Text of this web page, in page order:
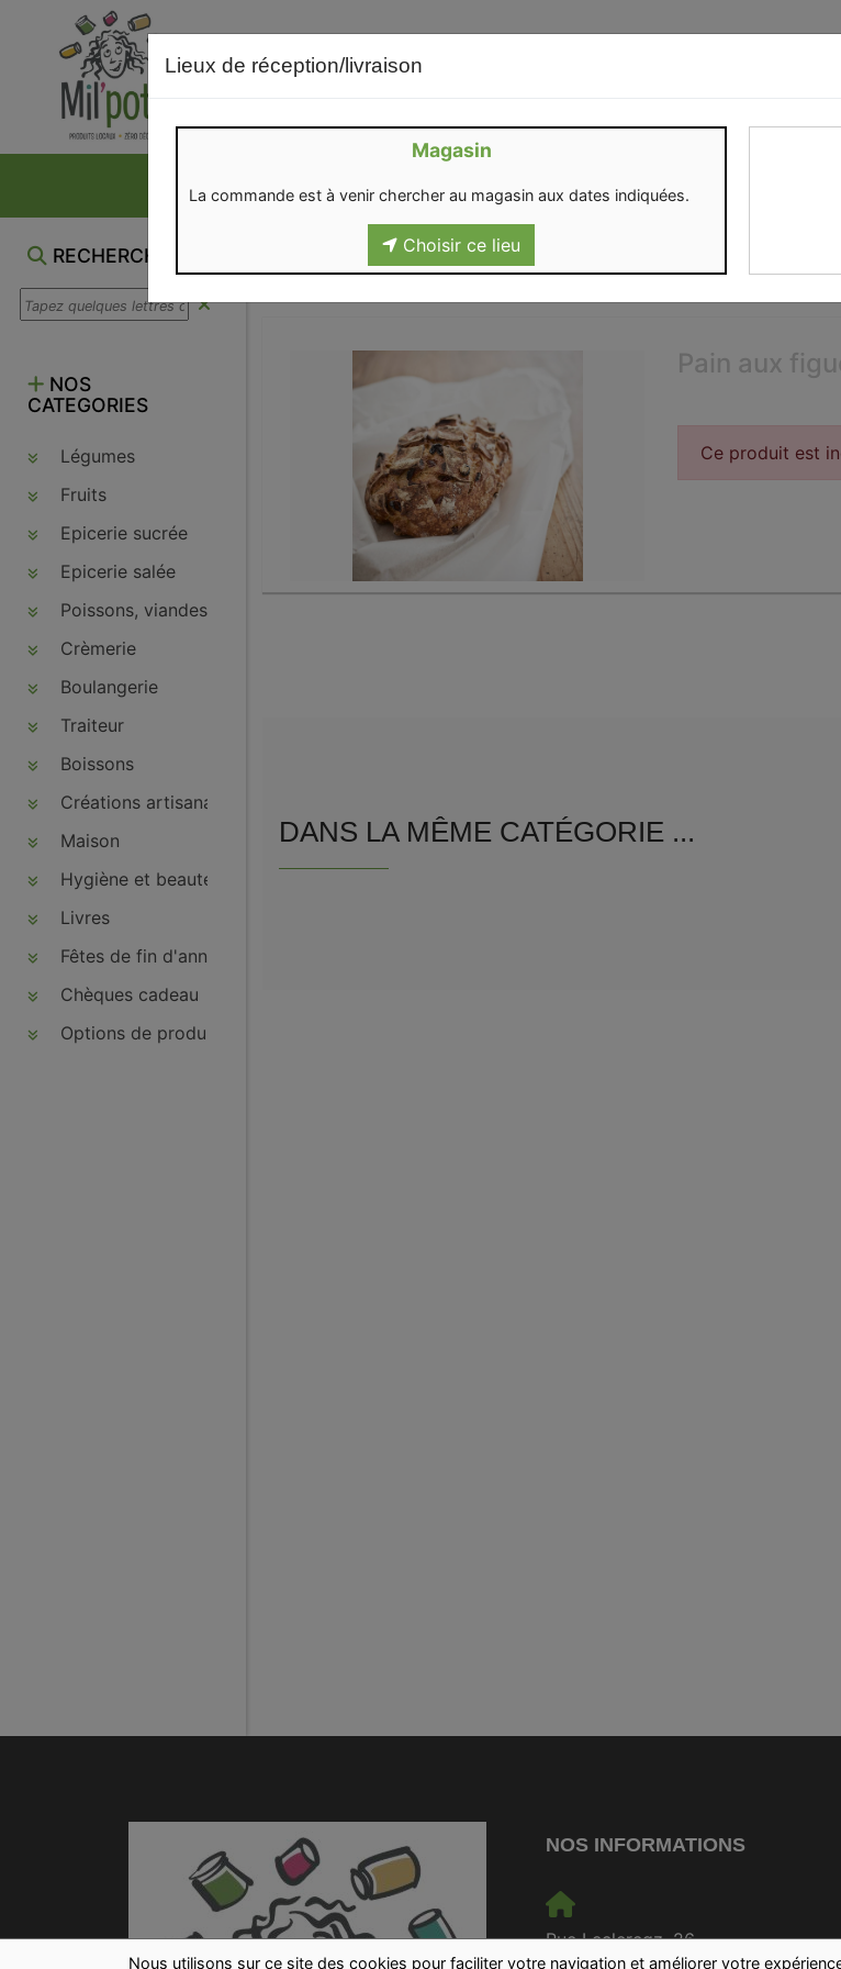
Nous utilisons sur ce site des cookies pour faciliter votre navigation et améliorer votre
RECHERCHE
NOS
CATEGORIES
Légumes
Fruits
Epicerie sucrée
Epicerie salée
Poissons, viandes, volailles, charcuteries
Crèmerie
Boulangerie
Traiteur
Boissons
Créations artisanales
Maison
Hygiène et beauté
Livres
Fêtes de fin d'année
Chèques cadeau
Options de produits
Lieux de réception/livraison
Magasin
La commande est à venir chercher au magasin aux dates indiquées.
Choisir ce lieu
Pain aux
Ce produit est
DANS LA MÊME CATÉGORIE ...
NOS INFORMATIONS
Rue Leclercqz, 26